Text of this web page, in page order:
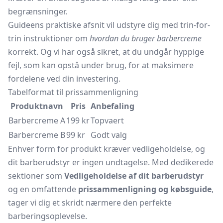
begrænsninger.
Guideens praktiske afsnit vil udstyre dig med trin-for-
trin instruktioner om hvordan du bruger barbercreme
korrekt. Og vi har også sikret, at du undgår hyppige
fejl, som kan opstå under brug, for at maksimere
fordelene ved din investering.
Tabelformat til prissammenligning
Produktnavn
Pris Anbefaling
Barbercreme A199 krTopvaert
Barbercreme B99 kr Godt valg
Enhver form for produkt kræver vedligeholdelse, og
dit barberudstyr er ingen undtagelse. Med dedikerede
sektioner som Vedligeholdelse af dit barberudstyr
og en omfattende prissammenligning og købsguide,
tager vi dig et skridt nærmere den perfekte
barberingsoplevelse.